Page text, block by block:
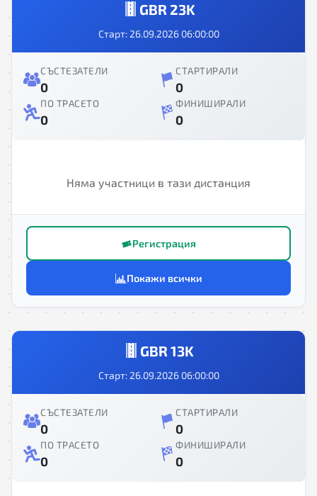
GBR 23K
Старт: 26.09.2026 06:00:00
СЪСТЕЗАТЕЛИ
0
СТАРТИРАЛИ
0
ПО ТРАСЕТО
0
ФИНИШИРАЛИ
0
Няма участници в тази дистанция
Регистрация
Покажи всички
GBR 13K
Старт: 26.09.2026 06:00:00
СЪСТЕЗАТЕЛИ
0
СТАРТИРАЛИ
0
ПО ТРАСЕТО
0
ФИНИШИРАЛИ
0